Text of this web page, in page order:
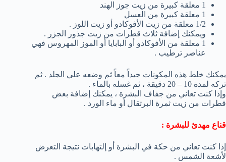
1 معلقة كبيرة من زيت جوز الهند
1 معلقة كبيرة من العسل
1/2 معلقة من زيت الأفوكادو أو زيت اللوز .
ويمكنك إضافة ثلاث قطرات من زيت جذور الجزر .
1 معلقة من الأفوكادو أو البابايا أو الموز المهروس فهي
عناصر ترطيب .
يمكنك خلط هذه المكونات جيداً معاً ثم وضعه علي الجلد . ثم
تركه لمدة 10 – 20 دقيقة ، ثم غسله بالماء .
وإذا كنت تعاني من جفاف البشرة ، يمكنك إضافة بعض
قطرات من زيت ثمرة البرتقال أو ماء الورد .
قناع مهدئ للبشرة :
إذا كنت تعاني من حكة في البشرة أو إلتهابات نتيجة التعرض
لأشعة الشمس .